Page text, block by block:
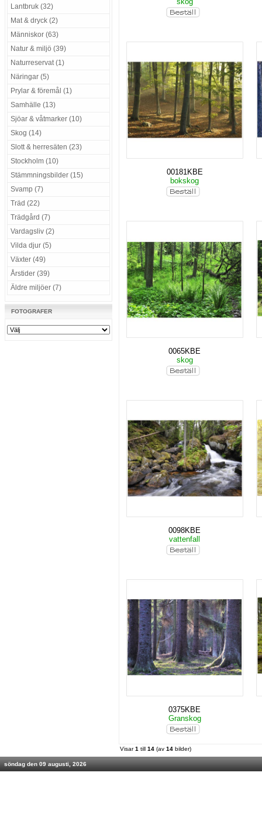
Lantbruk (32)
Mat & dryck (2)
Människor (63)
Natur & miljö (39)
Naturreservat (1)
Näringar (5)
Prylar & föremål (1)
Samhälle (13)
Sjöar & våtmarker (10)
Skog (14)
Slott & herresäten (23)
Stockholm (10)
Stämmningsbilder (15)
Svamp (7)
Träd (22)
Trädgård (7)
Vardagsliv (2)
Vilda djur (5)
Växter (49)
Årstider (39)
Äldre miljöer (7)
FOTOGRAFER
00181KBE
bokskog
0065KBE
skog
0098KBE
vattenfall
0375KBE
Granskog
Visar1 till 14 (av 14 bilder)
söndag den 09 augusti, 2026